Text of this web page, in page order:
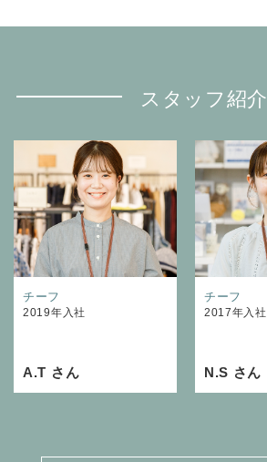
スタッフ紹介
チーフ
2019年入社
A.T さん
チーフ
2017年入社
N.S さん